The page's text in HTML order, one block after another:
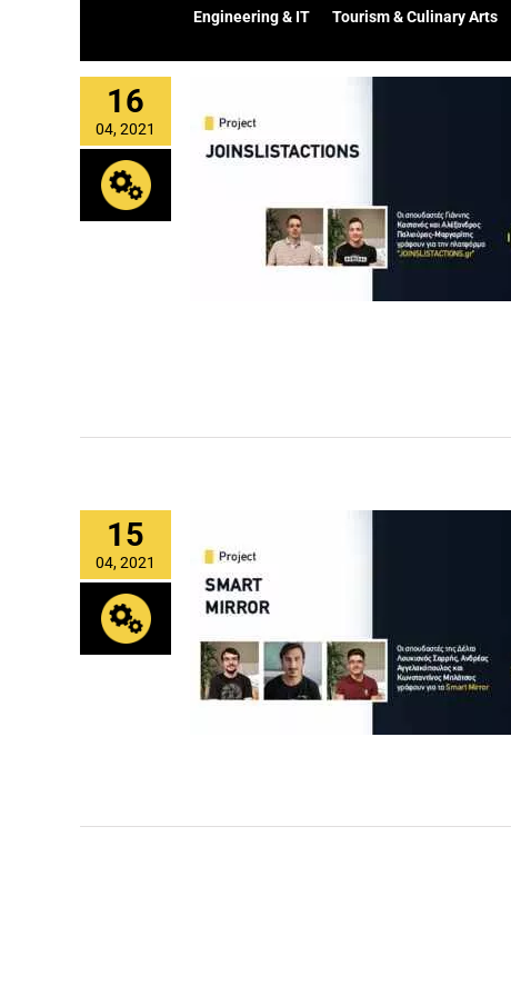
Engineering & IT Tourism & Culinary Arts
16
04, 2021
15
04, 2021